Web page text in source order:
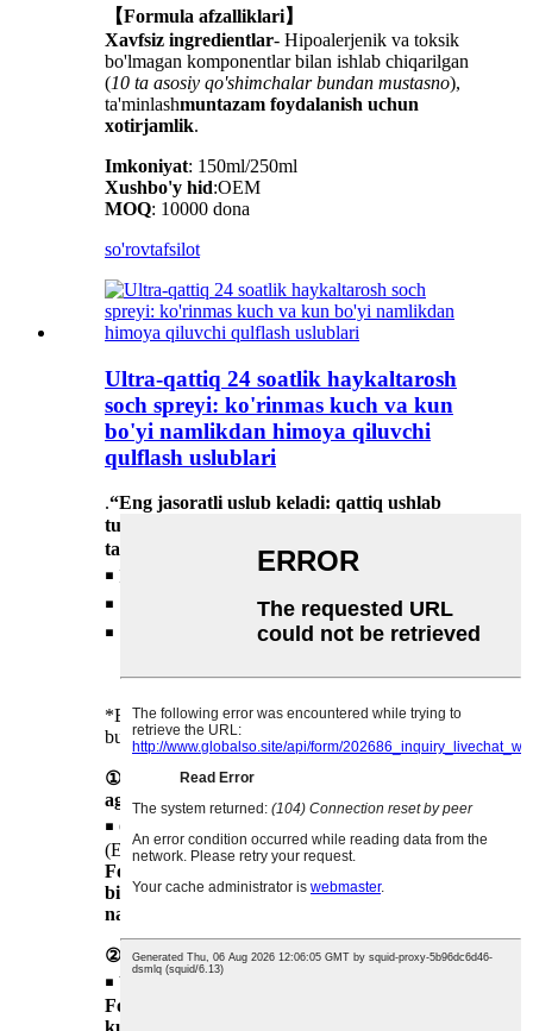
【Formula afzalliklari】
Xavfsiz ingredientlar- Hipoalerjenik va toksik
bo'lmagan komponentlar bilan ishlab chiqarilgan
(10 ta asosiy qo'shimchalar bundan mustasno),
ta'minlashmuntazam foydalanish uchun
xotirjamlik.
Imkoniyat: 150ml/250ml
Xushbo'y hid:OEM
MOQ: 10000 dona
so'rovtafsilot
Ultra-qattiq 24 soatlik haykaltarosh
soch spreyi: ko'rinmas kuch va kun
bo'yi namlikdan himoya qiluvchi
qulflash uslublari
.“Eng jasoratli uslub keladi: qattiq ushlab
turish・Uzoq barqarorlik・Teng bo'lmagan
ta'rif
￭ Ikki tomonlama kuchli mahkamlash
￭ 72 soatlik chidamli ushlab turish
￭ Soch tolalariga yumshoq ta'sir qiladi
*Bir purkagichda mustahkam turish - 72 soatlik
budillik siri.»*
① AQShdan import qilingan kuchli uslublar
agenti
￭ Oktil akrilamid/akril kislota
(Ester)/Butilaminoetil metakrilat kopolimeri
Foyda
bilan kuchli ushlab turishvamukammal
namlik qarshiligi
② Sochni qattiqlashtiruvchi vosita
￭ VP/VA kopolimeri
Foyda